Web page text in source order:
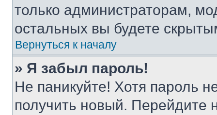
только администраторам,
остальных вы будете
Вернуться к началу
» Я забыл пароль!
Не паникуйте! Хотя пароль
получить новый. Перейдите